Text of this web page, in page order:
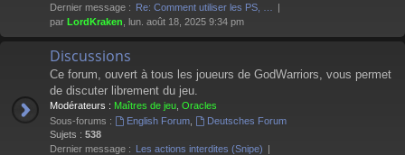
Dernier message : Re: Comment utiliser les PS, …
par LordKraken , lun. août 18, 2025 9:34 pm
Discussions
Ce forum, ouvert à tous les joueurs de GodWarriors, vous permet
de discuter librement du jeu.
Modérateurs : Maîtres de jeu Oracles
Sous-forums :
English Forum,
Deutsches Forum
Sujets : 538
Dernier message : Les actions interdites (Snipe)